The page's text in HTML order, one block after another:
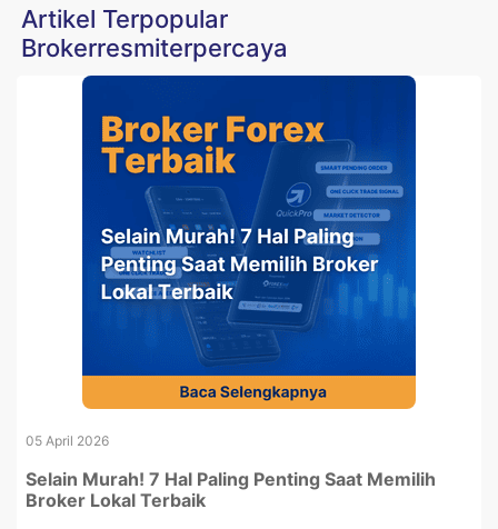
Artikel Terpopular
Brokerresmiterpercaya
05 April 2026
Selain Murah! 7 Hal Paling Penting Saat Memilih
Broker Lokal Terbaik